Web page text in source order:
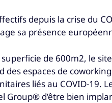
depuis la crise du
sa présence
de 600m2, le
espaces de
liés au COVID-19.
Group® d’être bien